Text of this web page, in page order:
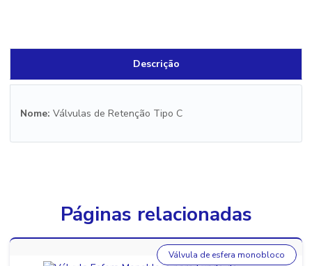
Descrição
Nome: Válvulas de Retenção Tipo C
Páginas relacionadas
Válvula de esfera monobloco